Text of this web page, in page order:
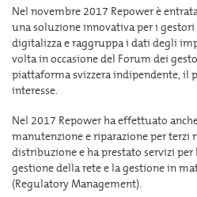
Nel novembre 2017 Repower è
una soluzione innovativa per i
digitalizza e raggruppa i dati degli
volta in occasione del Forum dei
piattaforma svizzera indipendente, il
interesse.
Nel 2017 Repower ha effettuato
manutenzione e riparazione per terzi
distribuzione e ha prestato servizi
gestione della rete e la gestione in
(Regulatory Management).